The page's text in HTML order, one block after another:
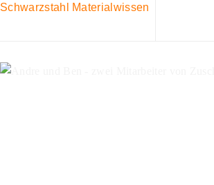
Schwarzstahl Materialwissen